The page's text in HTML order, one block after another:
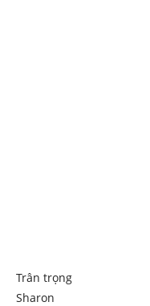
Trân trọng
Sharon